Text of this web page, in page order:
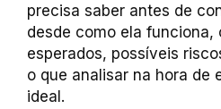
precisa saber antes de
desde como ela funciona,
esperados, possíveis
o que analisar na hora de
ideal.